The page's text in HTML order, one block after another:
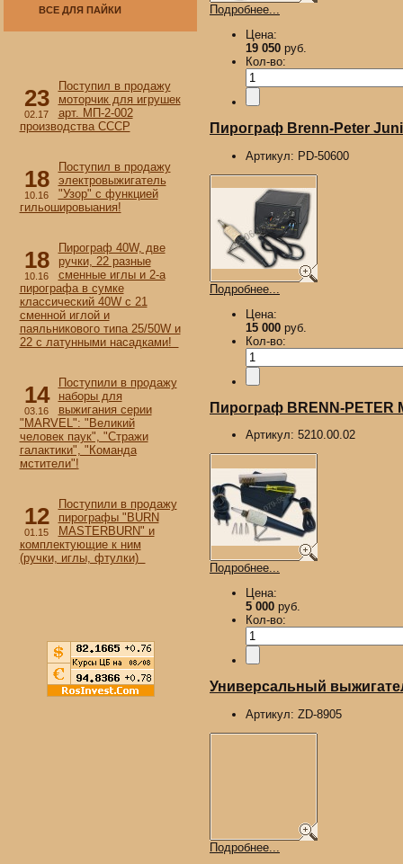
ВСЕ ДЛЯ ПАЙКИ
23
02.17
Поступил в продажу
моторчик для игрушек
арт. МП-2-002
производства СССР
18
10.16
Поступил в продажу
электровыжигатель
"Узор" с функцией
гильошировыания!
18
10.16
Пирограф 40W, две
ручки, 22 разные
сменные иглы и 2-а
пирографа в сумке
классический 40W с 21
сменной иглой и
паяльникового типа 25/50W и
22 с латунными насадками!
14
03.16
Поступили в продажу
наборы для
выжигания серии
"MARVEL": "Великий
человек паук", "Стражи
галактики", "Команда
мстители"!
12
01.15
Поступили в продажу
пирографы "BURN
MASTERBURN" и
комплектующие к ним
(ручки, иглы, фтулки)
Подробнее...
Цена:
19 050 руб.
Кол-во:
Пирограф Brenn-Peter
Артикул: PD-50600
Подробнее...
Цена:
15 000 руб.
Кол-во:
Пирограф BRENN-PETER
Артикул: 5210.00.02
Подробнее...
Цена:
5 000 руб.
Кол-во:
Универсальный
Артикул: ZD-8905
Подробнее...